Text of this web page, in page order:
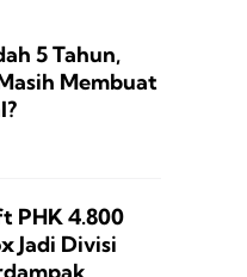
5 Tahun,
Membuat
PHK 4.800
Jadi Divisi